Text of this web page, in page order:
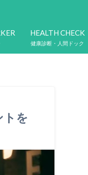
健康診断・人間ドック
HEALTH CHECK
トを